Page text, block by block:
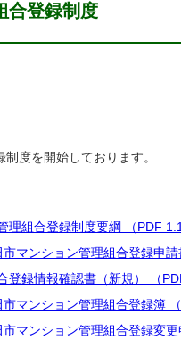
合登録制度
度を開始しております。
理組合登録制度要綱 （PDF 1.1
マンション管理組合登録申請
登録情報確認書（新規） （
マンション管理組合登録簿 （
マンション管理組合登録変更